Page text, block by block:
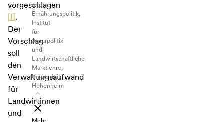
vorgeschlagen
[I].
Der
Vorschlag
soll
den
Verwaltungsaufwand
für
Landwirtinnen
und
und
Ernährungspolitik,
Institut
für
Agrarpolitik
und
Landwirtschaftliche
Marktlehre,
Universität
Hohenheim
Mehr